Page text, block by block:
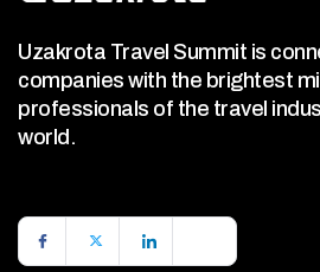
Uzakrota Travel Summit is
companies with the brightest
professionals of the travel
world.